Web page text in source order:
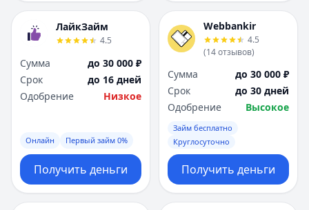
ЛайкЗайм
4.5
Сумма
до 30 000 ₽
Срок
до 16 дней
Одобрение
Низкое
Онлайн Первый займ 0%
Получить деньги
Webbankir
4.5
(14отзывов)
Сумма
до 30 000 ₽
Срок
до 30 дней
Одобрение
Высокое
Займ бесплатно
Круглосуточно
Получить деньги